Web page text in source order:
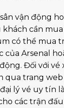
vận động
khách cần
có thể mua
của Arsenal
Đối với
qua trang web
lý vé uy tín
các trận